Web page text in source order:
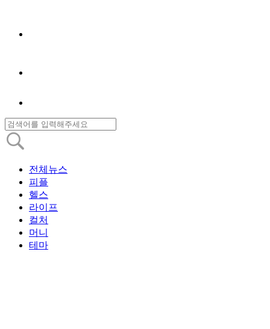
전체뉴스
피플
헬스
라이프
컬처
머니
테마